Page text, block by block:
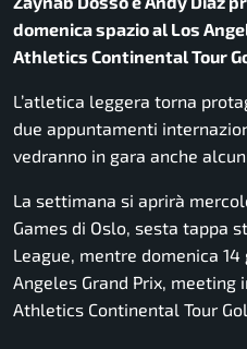
domenica spazio al Los
Athletics Continental Tour
L’atletica leggera torna
due appuntamenti
vedranno in gara anche
La settimana si aprirà
Games di Oslo, sesta tappa
League, mentre domenica
Angeles Grand Prix,
Athletics Continental Tour